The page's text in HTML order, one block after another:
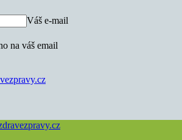
Váš e-mail
na váš email